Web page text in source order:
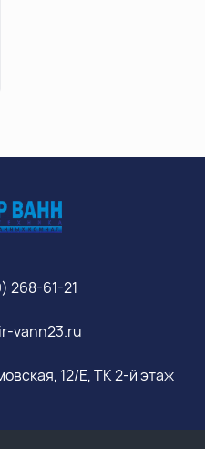
268-61-21
vann23.ru
12/Е, ТК 2-й этаж